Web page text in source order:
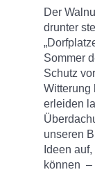
Der
drunter
Sommer
Schutz
Witterung
erleiden
unseren
Ideen
können –